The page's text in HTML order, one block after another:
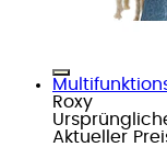
Roxy
Aktueller